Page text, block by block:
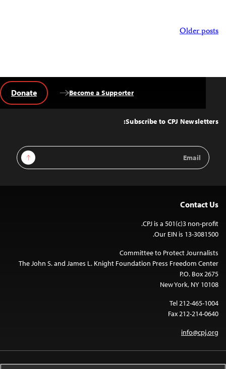
Posts
Older posts
Top
Subscribe to CPJ Newsletters:
Email
Address
Sign Up
Become a Supporter
Donate
Contact Us
CPJ is a 501(c)3 non-profit.
Our EIN is 13-3081500.
Committee to Protect Journalists
The John S. and James L. Knight Foundation Press Freedom Center
P.O. Box 2675
New York, NY 10108
Tel 212-465-1004
Fax 212-214-0640
info@cpj.org